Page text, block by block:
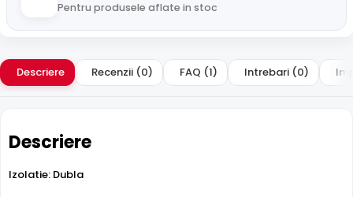
Pentru produsele aflate in stoc
Descriere Recenzii (0) FAQ (1) Intrebari (0)
Descriere
Izolatie: Dubla